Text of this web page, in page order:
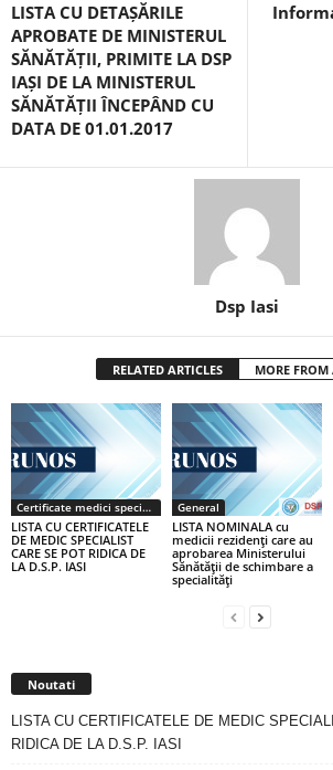
LISTA CU DETAȘĂRILE
APROBATE DE MINISTERUL
SĂNĂTĂȚII, PRIMITE LA DSP
IAȘI DE LA MINISTERUL
SĂNĂTĂȚII ÎNCEPÂND CU
DATA DE 01.01.2017
Dsp Iasi
RELATED ARTICLES MORE FROM
Certificate medici specialiști / primari
LISTA CU CERTIFICATELE
DE MEDIC SPECIALIST
CARE SE POT RIDICA DE
LA D.S.P. IASI
General
LISTA NOMINALA cu
medicii rezidenţi care au
aprobarea Ministerului
Sănătăţii de schimbare a
specialităţi
Noutati
LISTA CU CERTIFICATELE DE MEDIC
RIDICA DE LA D.S.P. IASI